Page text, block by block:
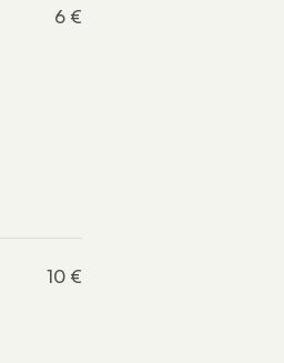
6 €
10 €